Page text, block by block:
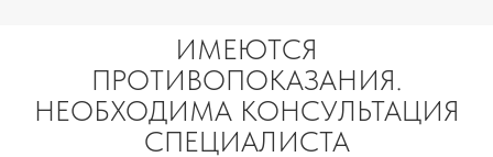
ИМЕЮТСЯ
ПРОТИВОПОКАЗАНИЯ.
НЕОБХОДИМА КОНСУЛЬТАЦИЯ
СПЕЦИАЛИСТА